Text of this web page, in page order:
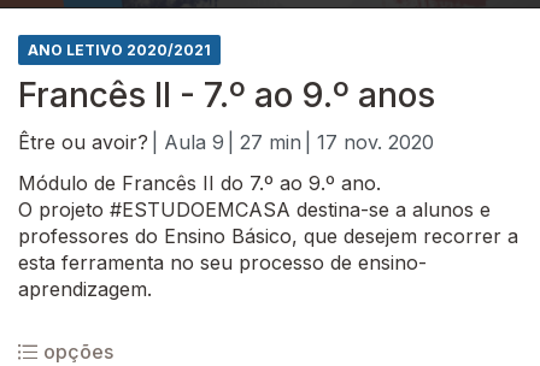
ANO LETIVO 2020/2021
Francês II - 7.º ao 9.º anos
Être ou avoir? | Aula 9 | 27 min
| 17 nov. 2020
Módulo de Francês II do 7.º ao 9.º ano.
O projeto #ESTUDOEMCASA destina-se a alunos e
professores do Ensino Básico, que desejem recorrer a
esta ferramenta no seu processo de ensino-
aprendizagem.
opções